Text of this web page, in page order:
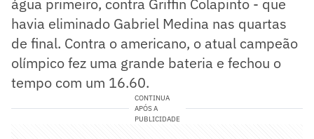
água primeiro, contra Griffin Colapinto - que
havia eliminado Gabriel Medina nas quartas
de final. Contra o americano, o atual campeão
olímpico fez uma grande bateria e fechou o
tempo com um 16.60.
CONTINUA
APÓS A
PUBLICIDADE